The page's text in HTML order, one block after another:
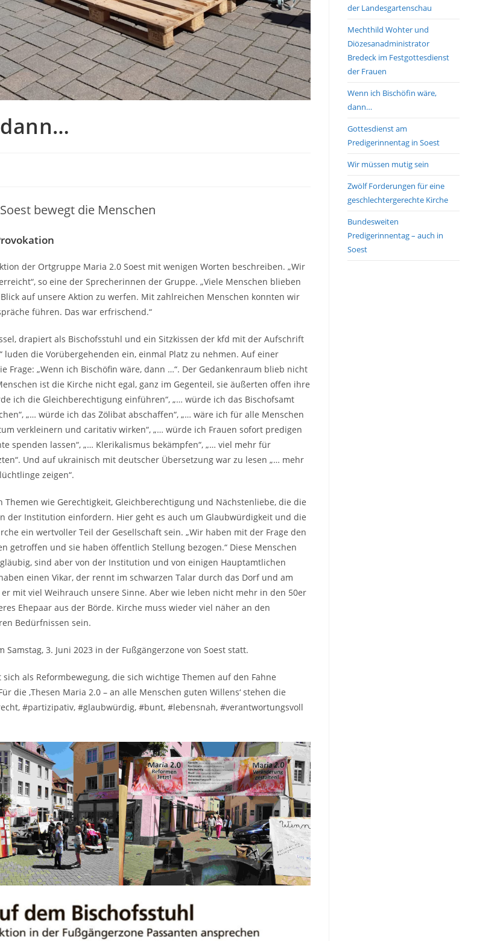
bewegt die Menschen
der Ortgruppe Maria 2.0 Soest mit wenigen Worten beschreiben. „Wir
so eine der Sprecherinnen der Gruppe. „Viele Menschen blieben
auf unsere Aktion zu werfen. Mit zahlreichen Menschen konnten wir
führen. Das war erfrischend.“
drapiert als Bischofsstuhl und ein Sitzkissen der kfd mit der Aufschrift
luden die Vorübergehenden ein, einmal Platz zu nehmen. Auf einer
Frage: „Wenn ich Bischöfin wäre, dann …“. Der Gedankenraum blieb nicht
ist die Kirche nicht egal, ganz im Gegenteil, sie äußerten offen ihre
ich die Gleichberechtigung einführen“, „… würde ich das Bischofsamt
„… würde ich das Zölibat abschaffen“, „… wäre ich für alle Menschen
verkleinern und caritativ wirken“, „… würde ich Frauen sofort predigen
spenden lassen“, „… Klerikalismus bekämpfen“, „… viel mehr für
Und auf ukrainisch mit deutscher Übersetzung war zu lesen „… mehr
zeigen“.
Themen wie Gerechtigkeit, Gleichberechtigung und Nächstenliebe, die die
der Institution einfordern. Hier geht es auch um Glaubwürdigkeit und die
ein wertvoller Teil der Gesellschaft sein. „Wir haben mit der Frage den
getroffen und sie haben öffentlich Stellung bezogen.“ Diese Menschen
sind aber von der Institution und von einigen Hauptamtlichen
einen Vikar, der rennt im schwarzen Talar durch das Dorf und am
mit viel Weihrauch unsere Sinne. Aber wie leben nicht mehr in den 50er
Ehepaar aus der Börde. Kirche muss wieder viel näher an den
Bedürfnissen sein.
Samstag, 3. Juni 2023 in der Fußgängerzone von Soest statt.
als Reformbewegung, die sich wichtige Themen auf den Fahne
die ‚Thesen Maria 2.0 – an alle Menschen guten Willens‘ stehen die
#partizipativ, #glaubwürdig, #bunt, #lebensnah, #verantwortungsvoll
der Landesgartenschau
Mechthild Wohter und
Diözesanadministrator
Bredeck im Festgottesdienst
der Frauen
Wenn ich Bischöfin wäre,
dann…
Gottesdienst am
Predigerinnentag in Soest
Wir müssen mutig sein
Zwölf Forderungen für eine
geschlechtergerechte Kirche
Bundesweiten
Predigerinnentag – auch in
Soest